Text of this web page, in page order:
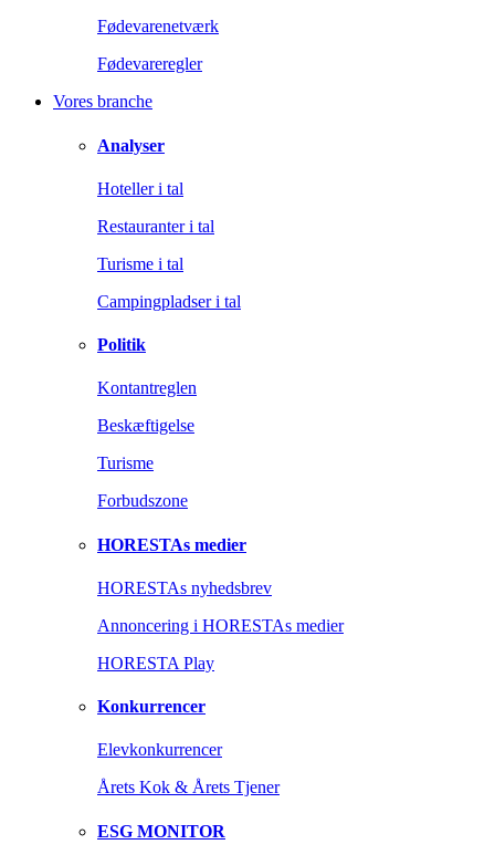
Fødevarenetværk
Fødevareregler
Vores branche
Analyser
Hoteller i tal
Restauranter i tal
Turisme i tal
Campingpladser i tal
Politik
Kontantreglen
Beskæftigelse
Turisme
Forbudszone
HORESTAs medier
HORESTAs nyhedsbrev
Annoncering i HORESTAs medier
HORESTA Play
Konkurrencer
Elevkonkurrencer
Årets Kok & Årets Tjener
ESG MONITOR